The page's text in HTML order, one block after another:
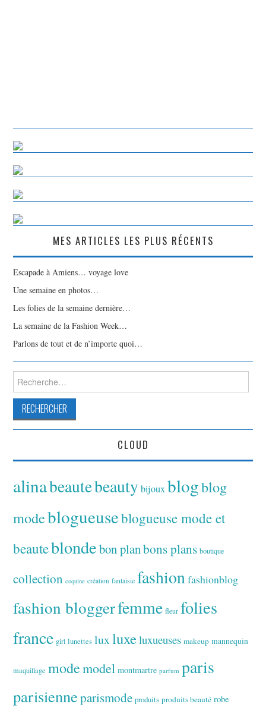
MES ARTICLES LES PLUS RÉCENTS
Escapade à Amiens… voyage love
Une semaine en photos…
Les folies de la semaine dernière…
La semaine de la Fashion Week…
Parlons de tout et de n’importe quoi…
CLOUD
alinabeautebeauty bijoux blogblog
modeblogueuseblogueuse mode et
beauteblondebon planbons plans boutique
collection coquine création fantaisie fashionfashionblog
fashion bloggerfemme fleur folies
france girl lunettes luxluxeluxueuses makeup mannequin
maquillage modemodel montmartre parfum paris
parisienneparismode produits produits beauté robe